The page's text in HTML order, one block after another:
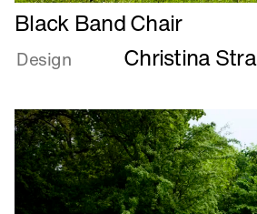
Læs
mere
om
Chair
Black Band Chair
Design Christina